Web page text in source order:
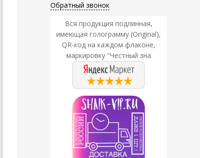
Обратный звонок
Вся продукция подлинная,
имеющая голограмму (Original),
QR-код на каждом флаконе,
маркировку "Честный зна